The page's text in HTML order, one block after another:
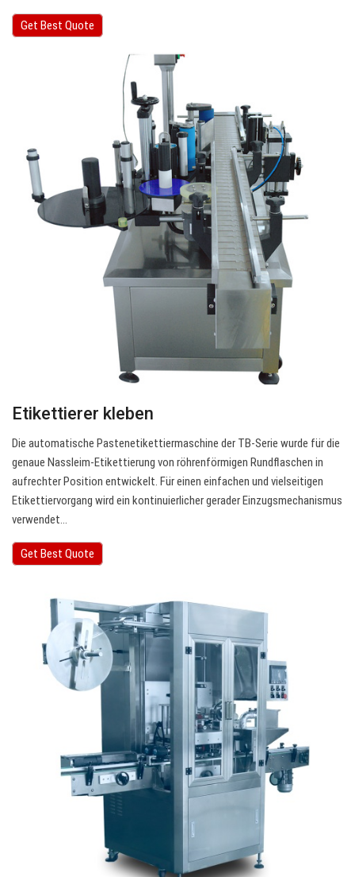
Get Best Quote
Etikettierer kleben
Die automatische Pastenetikettiermaschine der TB-Serie wurde für die
genaue Nassleim-Etikettierung von röhrenförmigen Rundflaschen in
aufrechter Position entwickelt. Für einen einfachen und vielseitigen
Etikettiervorgang wird ein kontinuierlicher gerader Einzugsmechanismus
verwendet…
Get Best Quote